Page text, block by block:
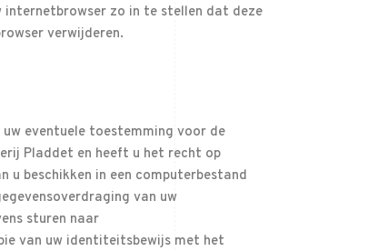
internetbrowser zo in te stellen dat deze
verwijderen.
eventuele toestemming voor de
Pladdet en heeft u het recht op
u beschikken in een computerbestand
van uw
sturen naar
van uw identiteitsbewijs met het